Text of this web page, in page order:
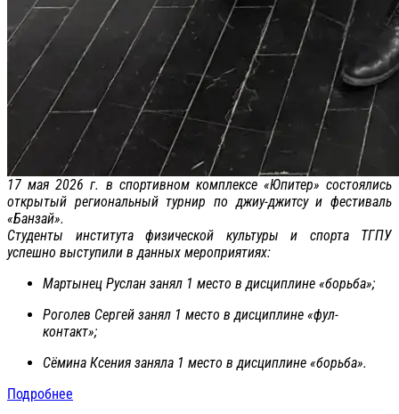
17 мая 2026 г. в спортивном комплексе «Юпитер» состоялись
открытый региональный турнир по джиу-джитсу и фестиваль
«Банзай».
Студенты института физической культуры и спорта ТГПУ
успешно выступили в данных мероприятиях:
Мартынец Руслан занял 1 место в дисциплине «борьба»;
Роголев Сергей занял 1 место в дисциплине «фул-
контакт»;
Сёмина Ксения заняла 1 место в дисциплине «борьба».
Подробнее